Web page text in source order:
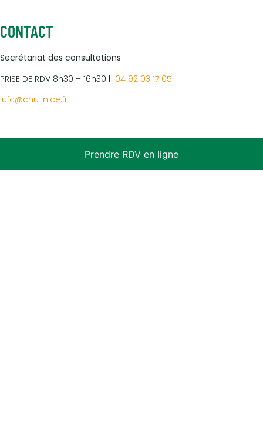
CONTACT
Secrétariat des consultations
PRISE DE RDV 8h30 – 16h30 | 04 92 03 17 05
iufc@chu-nice.fr
Prendre RDV en ligne